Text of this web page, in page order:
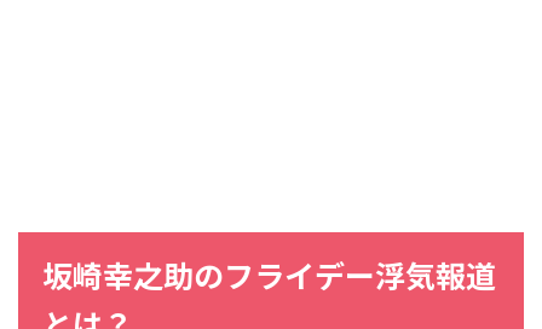
坂崎幸之助のフライデー浮気報道